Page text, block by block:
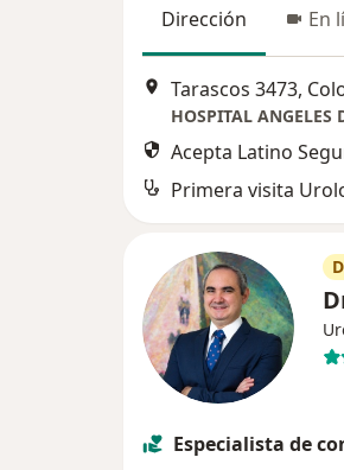
Dirección En
Acepta Latino
Primera visita
Especialista de